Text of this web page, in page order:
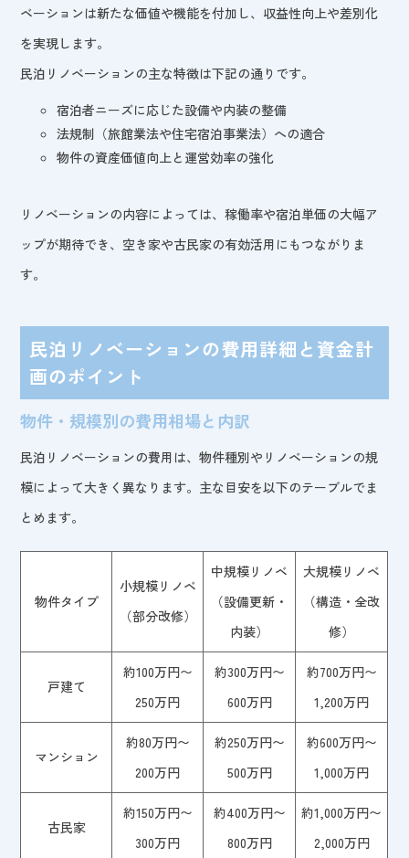
ベーションは新たな価値や機能を付加し、収益性向上や差別化
を実現します。
民泊リノベーションの主な特徴は下記の通りです。
宿泊者ニーズに応じた設備や内装の整備
法規制（旅館業法や住宅宿泊事業法）への適合
物件の資産価値向上と運営効率の強化
リノベーションの内容によっては、稼働率や宿泊単価の大幅ア
ップが期待でき、空き家や古民家の有効活用にもつながりま
す。
民泊リノベーションの費用詳細と資金計
画のポイント
物件・規模別の費用相場と内訳
民泊リノベーションの費用は、物件種別やリノベーションの規
模によって大きく異なります。主な目安を以下のテーブルでま
とめます。
物件タイプ
小規模リノベ
（部分改修）
中規模リノベ
（設備更新・
内装）
大規模リノベ
（構造・全改
修）
戸建て
約100万円〜
250万円
約300万円〜
600万円
約700万円〜
1,200万円
マンション
約80万円〜
200万円
約250万円〜
500万円
約600万円〜
1,000万円
古民家
約150万円〜
300万円
約400万円〜
800万円
約1,000万円〜
2,000万円